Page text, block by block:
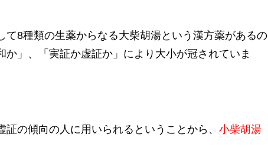
て8種類の生薬からなる大柴胡湯という漢方薬があるの
か」、「実証か虚証か」により大小が冠されていま
の傾向の人に用いられるということから、 小柴胡湯